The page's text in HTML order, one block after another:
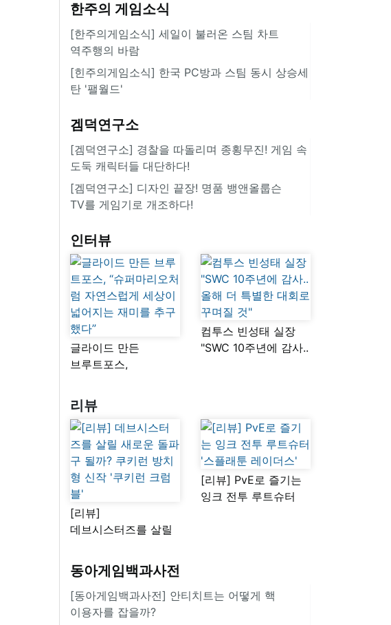
한주의 게임소식
[한주의게임소식] 세일이 불러온 스팀 차트
역주행의 바람
[힌주의게임소식] 한국 PC방과 스팀 동시 상승세
탄 '팰월드'
겜덕연구소
[겜덕연구소] 경찰을 따돌리며 종횡무진! 게임 속
도둑 캐릭터들 대단하다!
[겜덕연구소] 디자인 끝장! 명품 뱅앤올룹슨
TV를 게임기로 개조하다!
인터뷰
글라이드 만든
브루트포스,
자연스럽게 세상이
넓어지는 재미를
추구했다”
컴투스 빈성태 실장
"SWC 10주년에 감사..
리뷰
[리뷰]
데브시스터즈를 살릴
쿠키런 방치형 신작
'쿠키런 크럼블'
[리뷰] PvE로 즐기는
잉크 전투 루트슈터
동아게임백과사전
[동아게임백과사전] 안티치트는 어떻게 핵
이용자를 잡을까?